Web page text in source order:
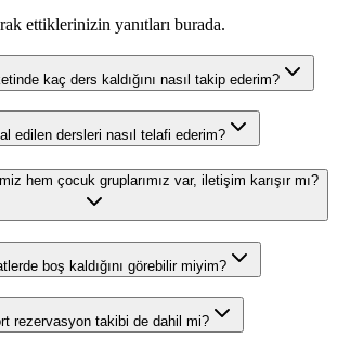
ettiklerinizin yanıtları burada.
kaç ders kaldığını nasıl takip ederim?
edilen dersleri nasıl telafi ederim?
hem çocuk gruplarımız var, iletişim karışır mı?
boş kaldığını görebilir miyim?
rezervasyon takibi de dahil mi?